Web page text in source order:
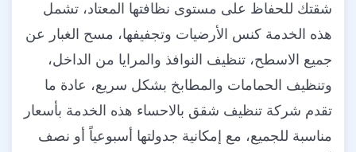
شقتك للحفاظ على مستوى نظافتها المعتاد، تشمل
هذه الخدمة كنس الأرضيات وتجفيفها، مسح الغبار عن
جميع الاسطح، تنظيف النوافذ والمرايا من الداخل،
وتنظيف الحمامات والمطابخ بشكل سريع، عادة ما
تقدم شركة تنظيف شقق بالاحساء هذه الخدمة بأسعار
مناسبة للجميع، مع إمكانية جدولتها أسبوعياً أو نصف